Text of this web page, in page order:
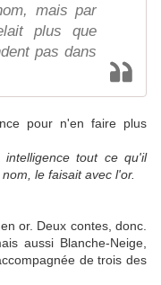
mais par
plus que
pas dans
pour n'en faire plus
tout ce qu'il
le faisait avec l'or.
or. Deux contes, donc.
aussi Blanche-Neige,
de trois des